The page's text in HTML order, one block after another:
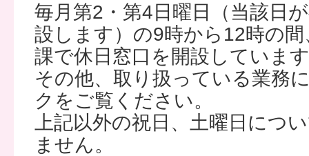
毎月第2・第4日曜日（当該日
設します）の9時から12時の
課で休日窓口を開設していま
その他、取り扱っている業務
クをご覧ください。
上記以外の祝日、土曜日につ
ません。